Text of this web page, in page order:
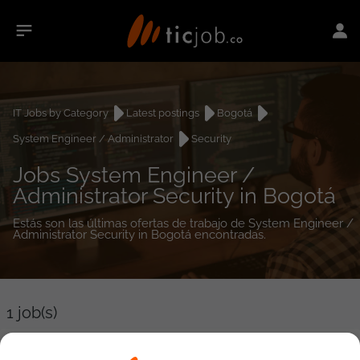
IT Jobs by Category Latest postings
Bogotá
System Engineer / Administrator
Security
Jobs System Engineer /
Administrator Security in Bogotá
Estás son las últimas ofertas de trabajo de System Engineer /
Administrator Security in Bogotá encontradas.
1 job(s)